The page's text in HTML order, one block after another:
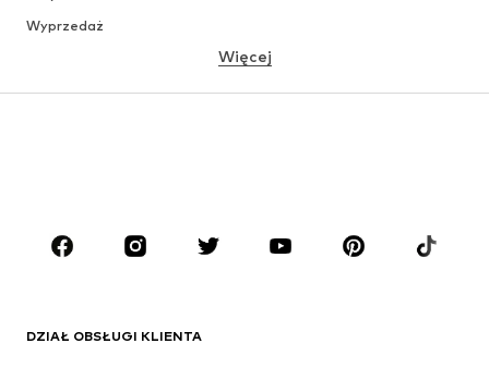
Wyprzedaż
MARKI
Next
Więcej
DZIAŁ OBSŁUGI KLIENTA